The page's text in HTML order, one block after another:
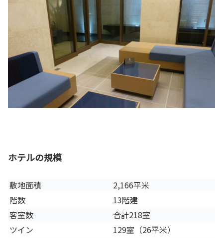
ホテルの規模
敷地面積
2,166平米
階数
13階建
客室数
合計218室
ツイン
129室（26平米）